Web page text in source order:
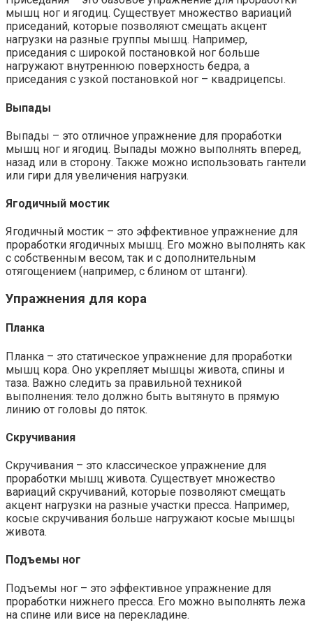
мышц ног и ягодиц. Существует множество вариаций
приседаний, которые позволяют смещать акцент
нагрузки на разные группы мышц. Например,
приседания с широкой постановкой ног больше
нагружают внутреннюю поверхность бедра, а
приседания с узкой постановкой ног – квадрицепсы.
Выпады
Выпады – это отличное упражнение для проработки
мышц ног и ягодиц. Выпады можно выполнять вперед,
назад или в сторону. Также можно использовать гантели
или гири для увеличения нагрузки.
Ягодичный мостик
Ягодичный мостик – это эффективное упражнение для
проработки ягодичных мышц. Его можно выполнять как
с собственным весом, так и с дополнительным
отягощением (например, с блином от штанги).
Упражнения для кора
Планка
Планка – это статическое упражнение для проработки
мышц кора. Оно укрепляет мышцы живота, спины и
таза. Важно следить за правильной техникой
выполнения: тело должно быть вытянуто в прямую
линию от головы до пяток.
Скручивания
Скручивания – это классическое упражнение для
проработки мышц живота. Существует множество
вариаций скручиваний, которые позволяют смещать
акцент нагрузки на разные участки пресса. Например,
косые скручивания больше нагружают косые мышцы
живота.
Подъемы ног
Подъемы ног – это эффективное упражнение для
проработки нижнего пресса. Его можно выполнять лежа
на спине или висе на перекладине.